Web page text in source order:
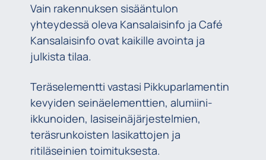
Vain rakennuksen sisääntulon
yhteydessä oleva Kansalaisinfo ja Café
Kansalaisinfo ovat kaikille avointa ja
julkista tilaa.
Teräselementti vastasi Pikkuparlamentin
kevyiden seinäelementtien, alumiini-
ikkunoiden​, lasiseinäjärjestelmien,
teräsrunkoisten lasikattojen ​ja
ritiläseinien toimituksesta.